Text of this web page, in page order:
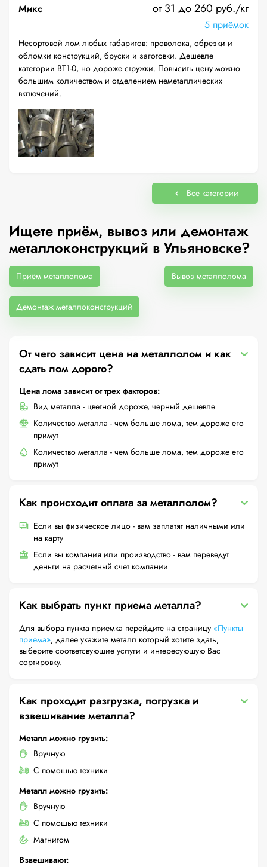
Микс от 31 до 260 руб./кг
5 приёмок
Несортовой лом любых габаритов: проволока, обрезки и
обломки конструкций, бруски и заготовки. Дешевле
категории ВТ1-0, но дороже стружки. Повысить цену можно
большим количеством и отделением неметаллических
включений.
Все категории
Ищете приём, вывоз или демонтаж
металлоконструкций в Ульяновске?
Приём металлолома Вывоз металлолома
Демонтаж металлоконструкций
От чего зависит цена на металлолом и как
сдать лом дорого?
Цена лома зависит от трех факторов:
Вид металла - цветной дороже, черный дешевле
Количество металла - чем больше лома, тем дороже его
примут
Количество металла - чем больше лома, тем дороже его
примут
Как происходит оплата за металлолом?
Если вы физическое лицо - вам заплатят наличными или
на карту
Если вы компания или производство - вам переведут
деньги на расчетный счет компании
Как выбрать пункт приема металла?
Для выбора пункта приемка перейдите на страницу «Пункты
приема», далее укажите металл который хотите здать,
выберите соответсвующие услуги и интересующую Вас
сортировку.
Как проходит разгрузка, погрузка и
взвешивание металла?
Металл можно грузить:
Вручную
С помощью техники
Металл можно грузить:
Вручную
С помощью техники
Магнитом
Взвешивают: